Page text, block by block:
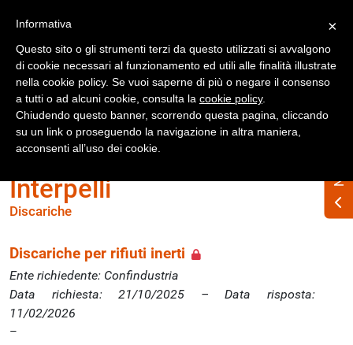
Accedi
Home Interpelli Discariche
Interpelli
Discariche
Discariche per rifiuti inerti
Ente richiedente: Confindustria
Data richiesta: 21/10/2025 – Data risposta:
11/02/2026
×
Informativa
Questo sito o gli strumenti terzi da questo utilizzati si avvalgono
di cookie necessari al funzionamento ed utili alle finalità illustrate
nella cookie policy. Se vuoi saperne di più o negare il consenso
a tutti o ad alcuni cookie, consulta la cookie policy.
Chiudendo questo banner, scorrendo questa pagina, cliccando
su un link o proseguendo la navigazione in altra maniera,
acconsenti all’uso dei cookie.